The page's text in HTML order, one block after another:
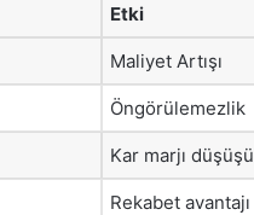
Etki
Maliyet Artışı
Öngörülemezlik
Kar marjı düşüşü
Rekabet avantajı